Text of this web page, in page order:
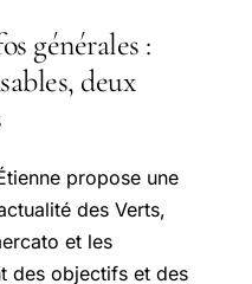
générales :
deux
propose une
des Verts,
et les
des objectifs et des